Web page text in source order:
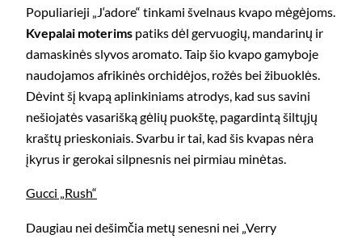
Populiarieji „J‘adore“ tinkami švelnaus kvapo mėgėjoms.
Kvepalai moterims patiks dėl gervuogių, mandarinų ir
damaskinės slyvos aromato. Taip šio kvapo gamyboje
naudojamos afrikinės orchidėjos, rožės bei žibuoklės.
Dėvint šį kvapą aplinkiniams atrodys, kad sus savini
nešiojatės vasarišką gėlių puokštę, pagardintą šiltųjų
kraštų prieskoniais. Svarbu ir tai, kad šis kvapas nėra
įkyrus ir gerokai silpnesnis nei pirmiau minėtas.
Gucci „Rush“
Daugiau nei dešimčia metų senesni nei „Verry